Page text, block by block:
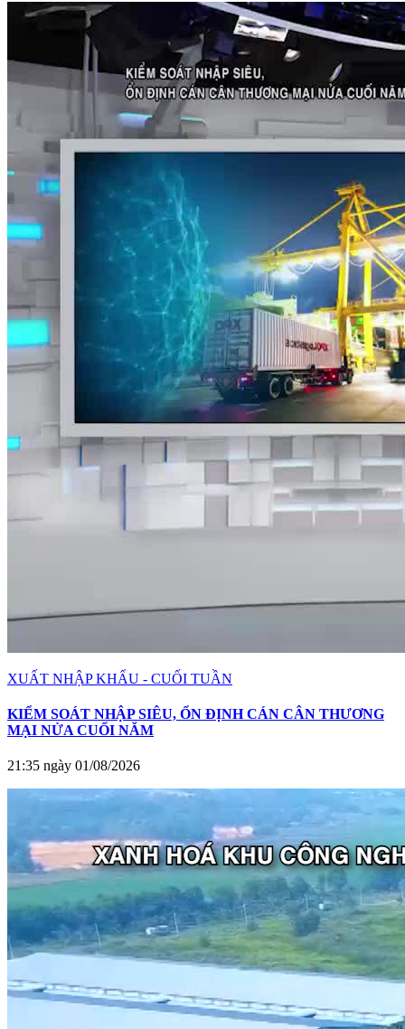
XUẤT NHẬP KHẨU - CUỐI TUẦN
KIỂM SOÁT NHẬP SIÊU, ỔN ĐỊNH CÁN CÂN THƯƠNG
MẠI NỬA CUỐI NĂM
21:35 ngày 01/08/2026